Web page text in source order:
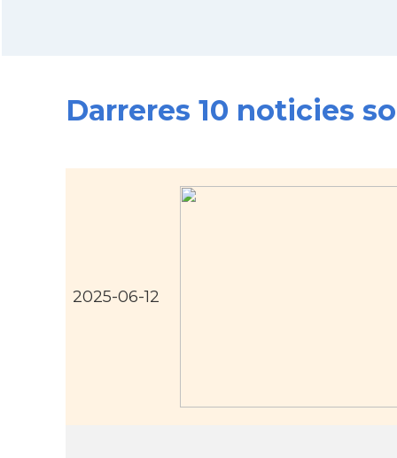
Darreres 10 noticies
2025-06-12